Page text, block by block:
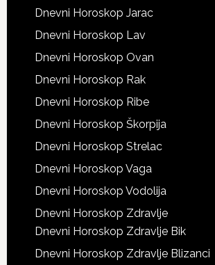
Dnevni Horoskop Jarac
Dnevni Horoskop Lav
Dnevni Horoskop Ovan
Dnevni Horoskop Rak
Dnevni Horoskop Ribe
Dnevni Horoskop Škorpija
Dnevni Horoskop Strelac
Dnevni Horoskop Vaga
Dnevni Horoskop Vodolija
Dnevni Horoskop Zdravlje
Dnevni Horoskop Zdravlje Bik
Dnevni Horoskop Zdravlje Blizanci